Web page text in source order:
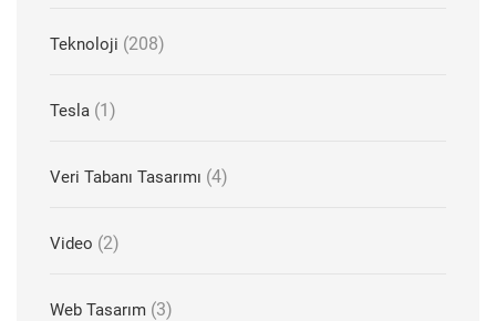
Teknoloji (208)
Tesla (1)
Veri Tabanı Tasarımı (4)
Video (2)
Web Tasarım (3)